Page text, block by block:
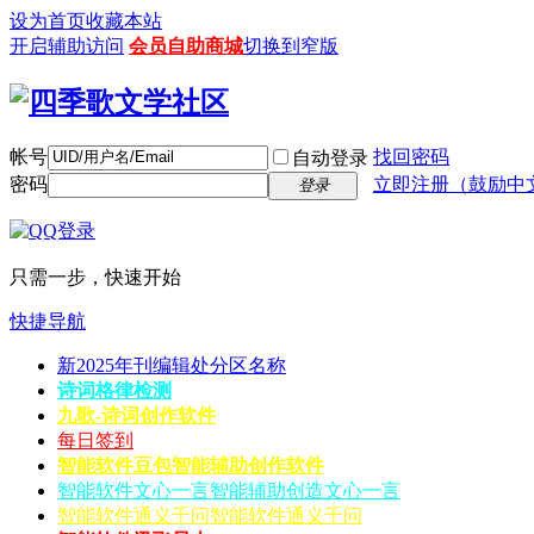
设为首页收藏本站
开启辅助访问 会员自助商城切换到窄版
帐号 自动登录 找回密码
密码
登录 立即注册（鼓励中
只需一步，快速开始
快捷导航
新2025年刊编辑处分区名称
诗词格律检测
九歌-诗词创作软件
每日签到
智能软件豆包智能辅助创作软件
智能软件文心一言智能辅助创造文心一言
智能软件通义千问智能软件通义千问